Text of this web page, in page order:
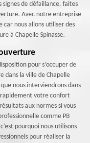
de défaillance, faites
Avec notre entreprise
car nous allons utiliser des
à Chapelle Spinasse.
pour s’occuper de
dans la ville de Chapelle
nous interviendrons dans
rapidement votre confort
aux normes si vous
comme PB
pourquoi nous utilisons
pour réaliser la